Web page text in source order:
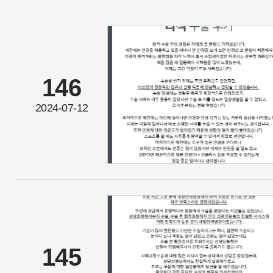
146
2024-07-12
145